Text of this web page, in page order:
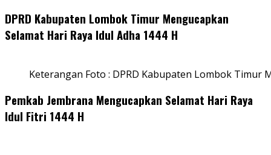
DPRD Kabupaten Lombok Timur Mengucapkan
Selamat Hari Raya Idul Adha 1444 H
Keterangan Foto : DPRD Kabupaten Lombok Timur
Pemkab Jembrana Mengucapkan Selamat Hari Raya
Idul Fitri 1444 H